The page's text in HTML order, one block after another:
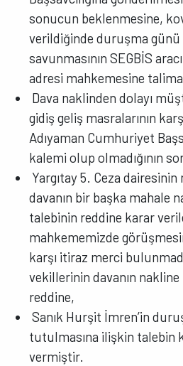
sonucun beklenmesine,
verildiğinde duruşma
savunmasının SEGBİS
adresi mahkemesine
Dava naklinden dolayı
gidiş geliş masralarının
Adıyaman Cumhuriyet
kalemi olup olmadığının
Yargıtay 5. Ceza
davanın bir başka mahale
talebinin reddine karar
mahkememizde
karşı itiraz merci
vekillerinin davanın
reddine,
Sanık Hurşit İmren’in
tutulmasına ilişkin talebin
vermiştir.